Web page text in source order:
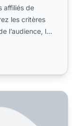
affiliés de
les critères
l’audience, la
bon affilié ?